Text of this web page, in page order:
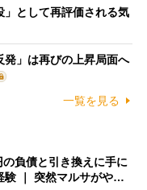
として再評価される気
発」は再びの上昇局面へ
一覧を見る
の負債と引き換えに手に
験 ｜ 突然マルサがや…